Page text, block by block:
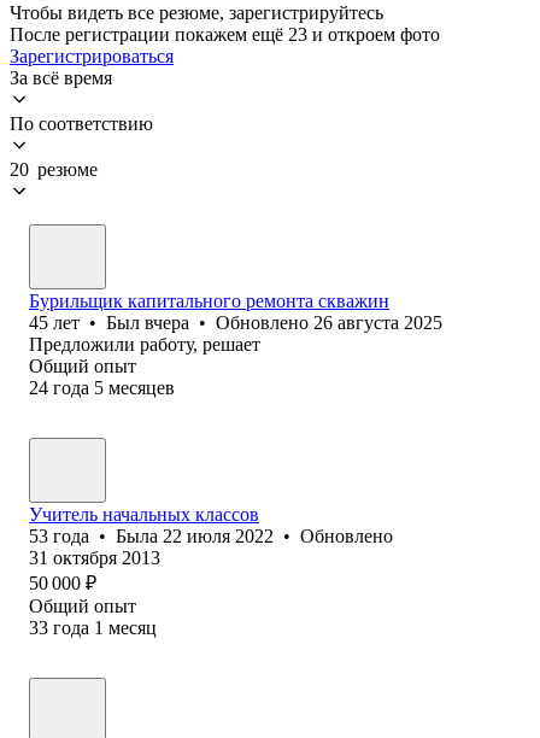
Чтобы видеть все резюме, зарегистрируйтесь
После регистрации покажем ещё 23 и откроем фото
Зарегистрироваться
За всё время
По соответствию
20 резюме
Бурильщик капитального ремонта скважин
45 лет • Был вчера • Обновлено 26 августа 2025
Предложили работу, решает
Общий опыт
24 года 5 месяцев
Учитель начальных классов
53 года • Была 22 июля 2022 • Обновлено
31 октября 2013
50 000 ₽
Общий опыт
33 года 1 месяц